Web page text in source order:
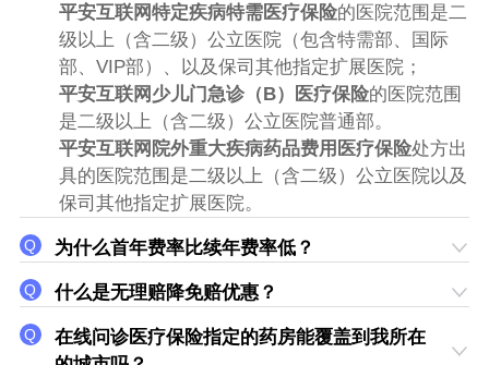
平安互联网特定疾病特需医疗保险的医院范围是二
级以上（含二级）公立医院（包含特需部、国际
部、VIP部）、以及保司其他指定扩展医院；
平安互联网少儿门急诊（B）医疗保险的医院范围
是二级以上（含二级）公立医院普通部。
平安互联网院外重大疾病药品费用医疗保险处方出
具的医院范围是二级以上（含二级）公立医院以及
保司其他指定扩展医院。
为什么首年费率比续年费率低？
什么是无理赔降免赔优惠？
在线问诊医疗保险指定的药房能覆盖到我所在